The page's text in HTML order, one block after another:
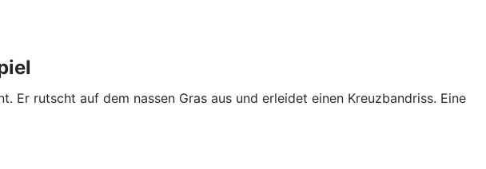
Er rutscht auf dem nassen Gras aus und erleidet einen Kreuzbandriss. Eine